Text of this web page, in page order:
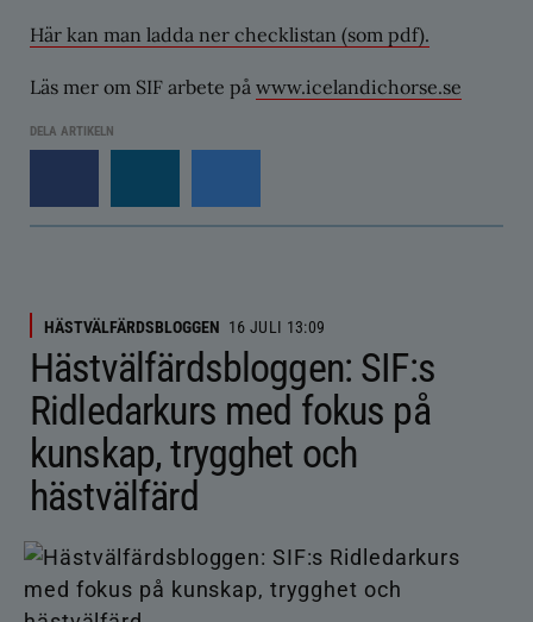
Här kan man ladda ner checklistan (som pdf).
Läs mer om SIF arbete på www.icelandichorse.se
DELA ARTIKELN
HÄSTVÄLFÄRDSBLOGGEN 16 JULI 13:09
Hästvälfärdsbloggen: SIF:s
Ridledarkurs med fokus på
kunskap, trygghet och
hästvälfärd